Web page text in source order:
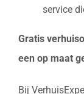
service
Gratis
een op maat
Bij